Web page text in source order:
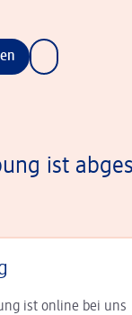
ist
ist online bei uns